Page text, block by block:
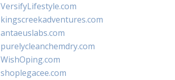
VersifyLifestyle.com
kingscreekadventures.com
antaeuslabs.com
purelycleanchemdry.com
WishOping.com
shoplegacee.com